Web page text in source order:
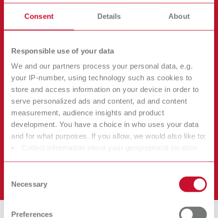
Consent Details About
Responsible use of your data
We and our partners process your personal data, e.g.
your IP-number, using technology such as cookies to
store and access information on your device in order to
serve personalized ads and content, ad and content
measurement, audience insights and product
development. You have a choice in who uses your data
and for what purposes. If you allow, we would also like to:
Collect information about your geographical location
characteristics (fingerprinting)
Find out more about how your personal data is processed
and set your preferences in the details section. You can
Selection
Necessary
Preferences
Ein System. Drei typische
Anwendungen.
Provisorien